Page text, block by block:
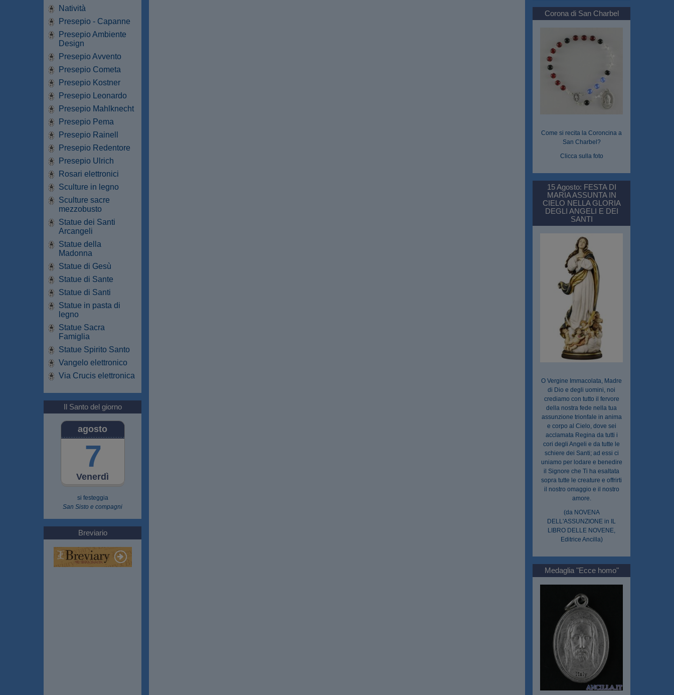
Natività
Presepio - Capanne
Presepio Ambiente
Design
Presepio Avvento
Presepio Cometa
Presepio Kostner
Presepio Leonardo
Presepio Mahlknecht
Presepio Pema
Presepio Rainell
Presepio Redentore
Presepio Ulrich
Rosari elettronici
Sculture in legno
Sculture sacre
mezzobusto
Statue dei Santi
Arcangeli
Statue della
Madonna
Statue di Gesù
Statue di Sante
Statue di Santi
Statue in pasta di
legno
Statue Sacra
Famiglia
Statue Spirito Santo
Vangelo elettronico
Via Crucis elettronica
Il Santo del giorno
Venerdì
agosto
7
si festeggia
San Sisto e compagni
Breviario
Corona di San Charbel
Come si recita la Coroncina a
San Charbel?
Clicca sulla foto
15 Agosto: FESTA DI
MARIA ASSUNTA IN
CIELO NELLA GLORIA
DEGLI ANGELI E DEI
SANTI
O Vergine Immacolata, Madre
di Dio e degli uomini, noi
crediamo con tutto il fervore
della nostra fede nella tua
assunzione trionfale in anima
e corpo al Cielo, dove sei
acclamata Regina da tutti i
cori degli Angeli e da tutte le
schiere dei Santi; ad essi ci
uniamo per lodare e benedire
il Signore che Ti ha esaltata
sopra tutte le creature e offrirti
il nostro omaggio e il nostro
amore.
(da NOVENA
DELL'ASSUNZIONE in IL
LIBRO DELLE NOVENE,
Editrice Ancilla)
Medaglia "Ecce homo"